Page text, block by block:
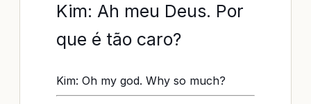
Kim: Ah meu Deus. Por
que é tão caro?
Kim: Oh my god. Why so much?